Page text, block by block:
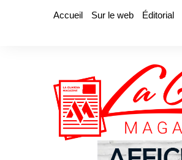
Accueil Sur le web Éditorial